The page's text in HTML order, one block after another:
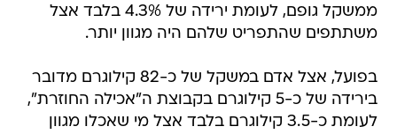
ממשקל גופם, לעומת ירידה של 4.3% בלבד אצל
משתתפים שהתפריט שלהם היה מגוון יותר.
בפועל, אצל אדם במשקל של כ-82 קילוגרם מדובר
בירידה של כ-5 קילוגרם בקבוצת ה"אכילה החוזרת",
לעומת כ-3.5 קילוגרם בלבד אצל מי שאכלו מגוון